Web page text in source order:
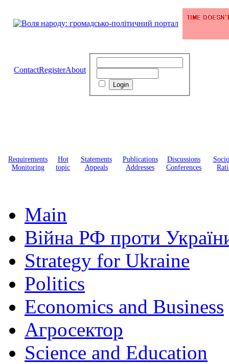
ContactRegisterAbout
Requirements
Monitoring
Hot
topic
Statements
Appeals
Publications
Addresses
Discussions
Conferences
Main
Війна РФ проти
Strategy for Ukraine
Politics
Economics and Business
Агросектор
Science and Education